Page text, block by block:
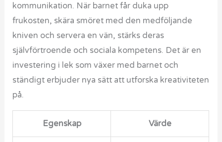
kommunikation. När barnet får duka upp
frukosten, skära smöret med den medföljande
kniven och servera en vän, stärks deras
självförtroende och sociala kompetens. Det är en
investering i lek som växer med barnet och
ständigt erbjuder nya sätt att utforska kreativiteten
på.
Egenskap Värde